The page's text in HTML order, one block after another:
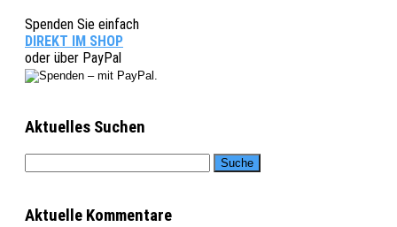
Spenden Sie einfach
DIREKT IM SHOP
oder über PayPal
Aktuelles Suchen
Aktuelle Kommentare